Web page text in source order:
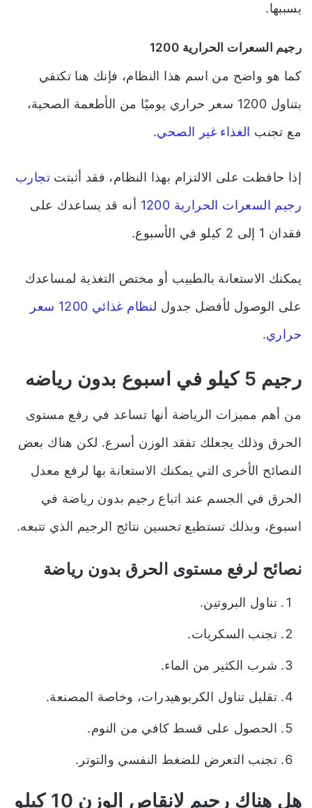
يسببها.
رجيم السعرات الحرارية 1200
كما هو واضح من اسم هذا النظام، فإنك هنا تكتفي
بتناول 1200 سعر حراري يوميًا من الأطعمة الصحية،
مع تجنب الغذاء غير الصحي.
إذا حافظت على الالتزام بهذا النظام، فقد أثبتت تجارب
رجيم السعرات الحرارية 1200
أنه قد يساعدك على
فقدان 1 إلى 2 كيلو في الأسبوع.
يمكنك الاستعانة بالطبيب أو مختص التغذية لمساعدك
على الوصول لأفضل جدول ل
نظام غذائي 1200 سعر
حراري.
رجيم 5 كيلو في اسبوع بدون رياضه
من أهم مميزات الرياضة أنها تساعد في رفع مستوى
الحرق وذلك يجعلك تفقد الوزن أسرع. لكن هناك بعض
النصائح الأخرى التي يمكنك الاستعانة بها لرفع معدل
الحرق في الجسم عند اتباع رجيم بدون رياضة في
اسبوع، وبذلك تستطيع تحسين نتائج الرجيم الذي تتبعه.
نصائح لرفع مستوى الحرق بدون رياضة
تناول البروتين.
تجنب السكريات.
شرب الكثير من الماء.
تقليل تناول الكربوهيدرات، وخاصة المصنعة.
الحصول على قسط كافي من النوم.
تجنب التعرض للضغط النفسي والتوتر.
هل هناك رجيم لانقاص الوزن 10 كيلو